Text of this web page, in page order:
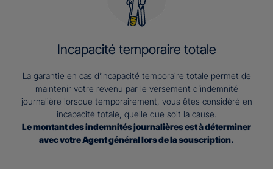
Incapacité temporaire totale
La garantie en cas d’incapacité temporaire totale permet de
maintenir votre revenu par le versement d’indemnité
journalière lorsque temporairement, vous êtes considéré en
incapacité totale, quelle que soit la cause.
Le montant des indemnités journalières est à déterminer
avec votre Agent général lors de la souscription.